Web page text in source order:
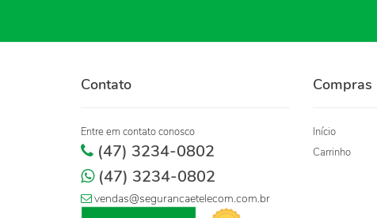
Contato
Entre em contato conosco
(47) 3234-0802
(47) 3234-0802
vendas@segurancaetelecom.com.br
Compras
Início
Carrinho